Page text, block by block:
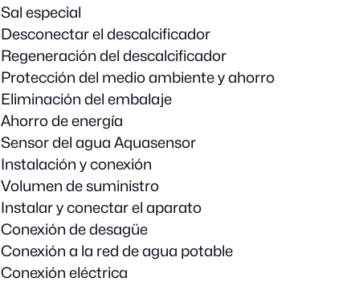
Sal especial
Desconectar el descalcificador
Regeneración del descalcificador
Protección del medio ambiente y ahorro
Eliminación del embalaje
Ahorro de energía
Sensor del agua Aquasensor
Instalación y conexión
Volumen de suministro
Instalar y conectar el aparato
Conexión de desagüe
Conexión a la red de agua potable
Conexión eléctrica